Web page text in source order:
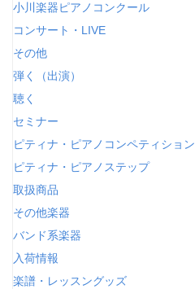
小川楽器ピアノコンクール
コンサート・LIVE
その他
弾く（出演）
聴く
セミナー
ピティナ・ピアノコンペティション
ピティナ・ピアノステップ
取扱商品
その他楽器
バンド系楽器
入荷情報
楽譜・レッスングッズ